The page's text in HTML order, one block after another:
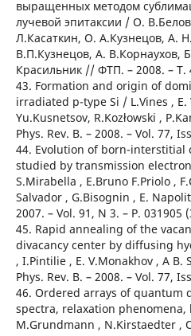
выращенных методом
лучевой эпитаксии / О.
Л.Касаткин, О. А.Кузнецов, А.
В.П.Кузнецов, А. В.Корнаухов,
Красильник // ФТП. – 2008. – Т.
43. Formation and origin of
irradiated p-type Si / L.Vines , E.
Yu.Kusnetsov, R.Kozłowski ,
Phys. Rev. B. – 2008. – Vol. 77,
44. Evolution of born-interstitial
studied by transmission
S.Mirabella , E.Bruno F.Priolo ,
Salvador , G.Bisognin , E.
2007. – Vol. 91, N 3. – P. 031905
45. Rapid annealing of the
divacancy center by diffusing
, I.Pintilie , E. V.Monakhov , A B.
Phys. Rev. B. – 2008. – Vol. 77,
46. Ordered arrays of quantum
spectra, relaxation phenomena,
M.Grundmann , N.Kirstaedter ,